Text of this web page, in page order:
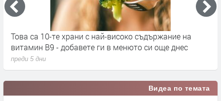
Това са 10-те храни с най-високо съдържание на
витамин B9 - добавете ги в менюто си още днес
преди 5 дни
Видеа по темата